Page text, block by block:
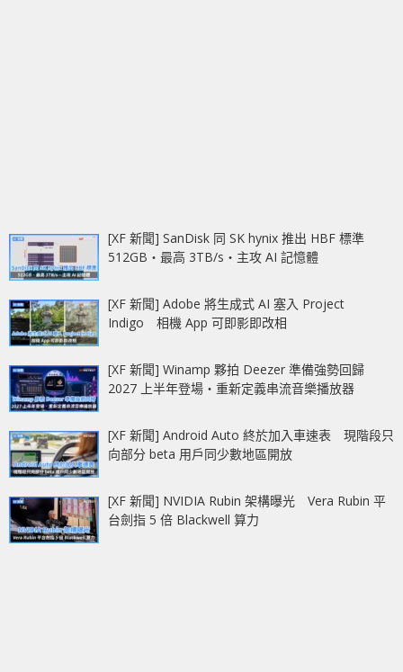
[XF 新聞] SanDisk 同 SK hynix 推出 HBF 標準
512GB‧最高 3TB/s‧主攻 AI 記憶體
[XF 新聞] Adobe 將生成式 AI 塞入 Project
Indigo 相機 App 可即影即改相
[XF 新聞] Winamp 夥拍 Deezer 準備強勢回歸
2027 上半年登場‧重新定義串流音樂播放器
[XF 新聞] Android Auto 終於加入車速表 現階段只
向部分 beta 用戶同少數地區開放
[XF 新聞] NVIDIA Rubin 架構曝光 Vera Rubin 平
台劍指 5 倍 Blackwell 算力